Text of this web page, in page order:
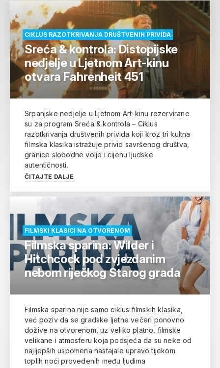
CIKLUS RAZOTKRIVANJA DRUŠTVENIH PRIVIDA
Sreća & kontrola: Distopijske
nedjelje u Ljetnom Art-kinu
otvara Fahrenheit 451
Srpanjske nedjelje u Ljetnom Art-kinu rezervirane
su za program Sreća & kontrola – Ciklus
razotkrivanja društvenih privida koji kroz tri kultna
filmska klasika istražuje privid savršenog društva,
granice slobodne volje i cijenu ljudske
autentičnosti.
ČITAJTE DALJE
FILMSKI KLASICI NA OTVORENOM
Filmska sparina: Wilder i
Hitchcock pod zvjezdanim
nebom riječkog Starog grada
Filmska sparina nije samo ciklus filmskih klasika,
već poziv da se gradske ljetne večeri ponovno
dožive na otvorenom, uz veliko platno, filmske
velikane i atmosferu koja podsjeća da su neke od
najljepših uspomena nastajale upravo tijekom
toplih noći provedenih među ljudima